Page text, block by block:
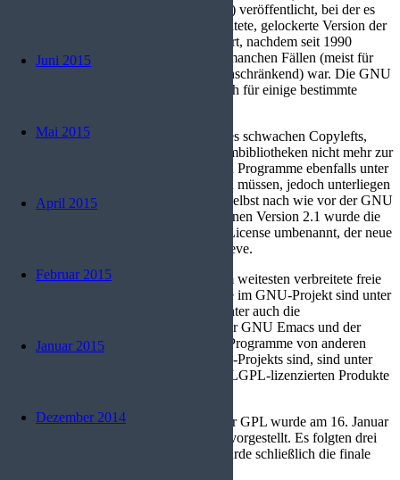
Juni 2015
Mai 2015
April 2015
Februar 2015
Januar 2015
Dezember 2014
Versionsnummer 2.0 (GNU LGPL v2.0) veröffentlicht, bei der es
sich um eine von der GNU GPL abgeleitete, gelockerte Version der
GNU GPL handelt. Sie wurde eingeführt, nachdem seit 1990
deutlich wurde, dass die GNU GPL in manchen Fällen (meist für
Programmbibliotheken) zu restriktiv (einschränkend) war. Die GNU
LGPLv2 (Juni 1991) wurde ursprünglich für einige bestimmte
Die Lizenz verwirklicht das Modell eines schwachen Copylefts,
wobei zwar darunter stehende Programmbibliotheken nicht mehr zur
Folge haben, dass die sie verwendenden Programme ebenfalls unter
gleichen Bedingungen lizenziert werden müssen, jedoch unterliegen
Weiterentwicklungen der Bibliotheken selbst nach wie vor der GNU
LGPL. Mit der im Februar 1999 erschienen Version 2.1 wurde die
Lizenz in GNU Lesser General Public License umbenannt, der neue
Name war ein Vorschlag von Georg Greve.
Seit ihrer Einführung ist die GPL die am weitesten verbreitete freie
Softwarelizenz. Die meisten Programme im GNU-Projekt sind unter
der GPL und der LGPL lizenziert, darunter auch die
Compilersammlung GCC, der Texteditor GNU Emacs und der
GNOME Desktop. Auch viele weitere Programme von anderen
Autoren, die nicht Bestandteil des GNU-Projekts sind, sind unter
der GPL lizenziert. Außerdem sind alle LGPL-lizenzierten Produkte
Der erste Entwurf der dritten Version der GPL wurde am 16. Januar
2006 der Öffentlichkeit zur Diskussion vorgestellt. Es folgten drei
weitere Entwürfe. Am 29. Juni 2007 wurde schließlich die finale